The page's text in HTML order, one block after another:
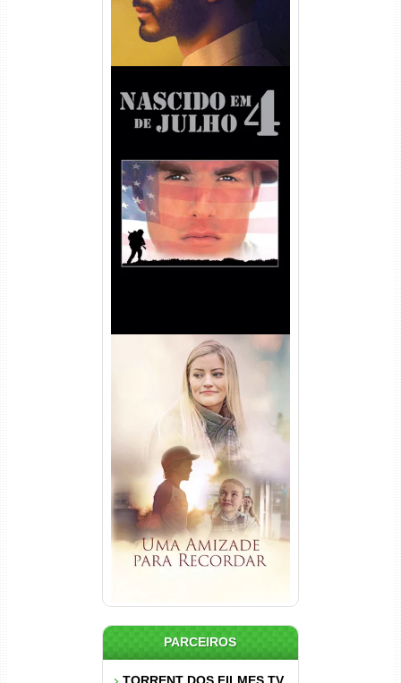
Nascido em 4 de Julho
Torrent (1989) WEB-DL 1080p
Dual Áudio
Uma Amizade para Recordar
Torrent (2025) WEB-DL 1080p
Dual Áudio
PARCEIROS